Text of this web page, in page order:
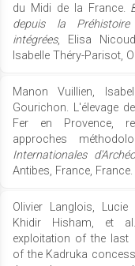
du Midi de la France.
depuis la
intégrées, Elisa
Isabelle Théry-Parisot,
Manon Vuillien,
Gourichon. L'élevage
Fer en Provence,
approches
Internationales
Antibes, France, France.
Olivier Langlois, Lucie
Khidir Hisham, et
exploitation of the last
of the Kadruka